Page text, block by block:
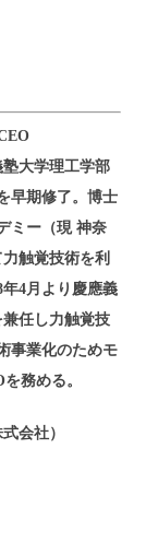
塾大学理工学部
早期修了。博士
ミー（現 神奈
触覚技術を利
4月より慶應義
任し力触覚技
事業化のためモ
務める。
会社）